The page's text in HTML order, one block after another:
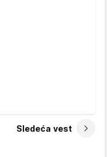
Sledeća vest